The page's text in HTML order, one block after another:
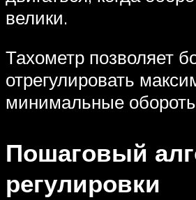
велики.
Тахометр позволяет
отрегулировать
минимальные
Пошаговый
регулировки